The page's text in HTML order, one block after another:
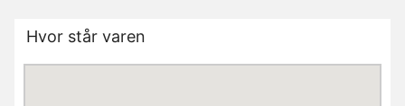
Hvor står varen